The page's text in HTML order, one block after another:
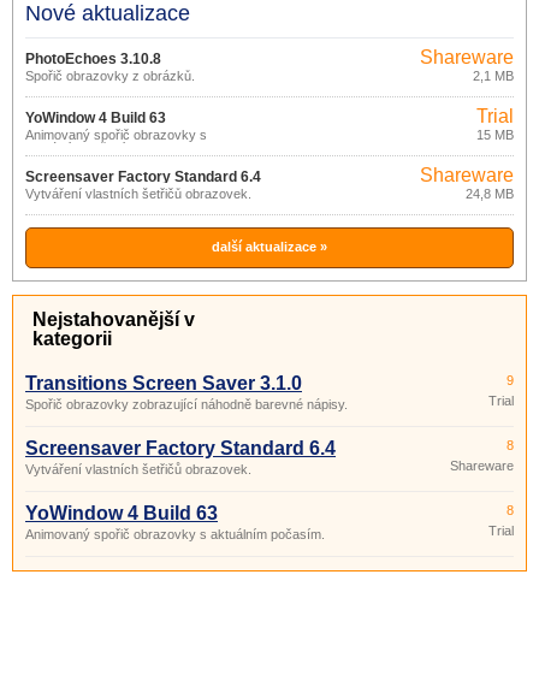
Nové aktualizace
PhotoEchoes 3.10.8
Spořič obrazovky z obrázků.
Shareware
2,1 MB
YoWindow 4 Build 63
Animovaný spořič obrazovky s
aktuálním počasím.
Trial
15 MB
Screensaver Factory Standard 6.4
Vytváření vlastních šetřičů obrazovek.
Shareware
24,8 MB
další aktualizace »
Nejstahovanější v
kategorii
Transitions Screen Saver 3.1.0
Spořič obrazovky zobrazující náhodně barevné nápisy.
9
Trial
Screensaver Factory Standard 6.4
Vytváření vlastních šetřičů obrazovek.
8
Shareware
YoWindow 4 Build 63
Animovaný spořič obrazovky s aktuálním počasím.
8
Trial